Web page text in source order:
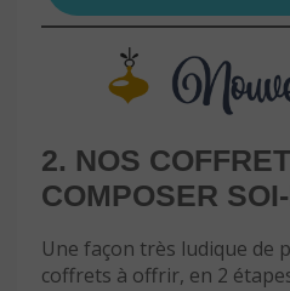
2. NOS
COMPOSER
Une façon très ludique de
coffrets à offrir, en 2